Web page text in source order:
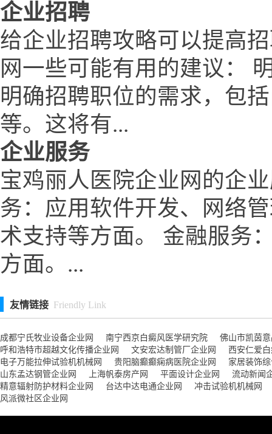
企业招聘
给企业招聘攻略可以提高
网一些可能有用的建议：
明确招聘职位的需求，包
等。这将有...
企业服务
宝鸡丽人医院企业网的企
务：应用软件开发、网络
术支持等方面。 金融服务
方面。...
友情链接 Friendly Link
成都宁氏牧业设备企业网 南宁西京白癜风医学研究院
佛山市凯茵
呼和浩特市超越文化传播企业网
文安宏达制管厂企业网
西安仁爱
电子万能拉伸试验机机械网
贵阳脑癫癫痫病医院企业网
家居装饰
山东孟达钢管企业网
上海帆泰房产网 平面设计企业网
流动新闻
精意辐射防护材料企业网
台达中达电通企业网
冲击试验机机械网
风派微社区企业网